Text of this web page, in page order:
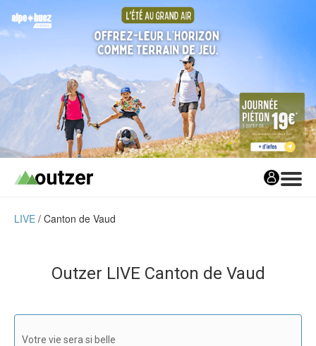
Tests Privés
Les Tests Privés
LIVE Canton de Vaud
Outzer LIVE Canton de Vaud
Votre vie sera si belle